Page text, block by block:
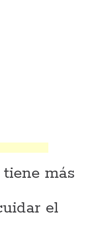
más
el